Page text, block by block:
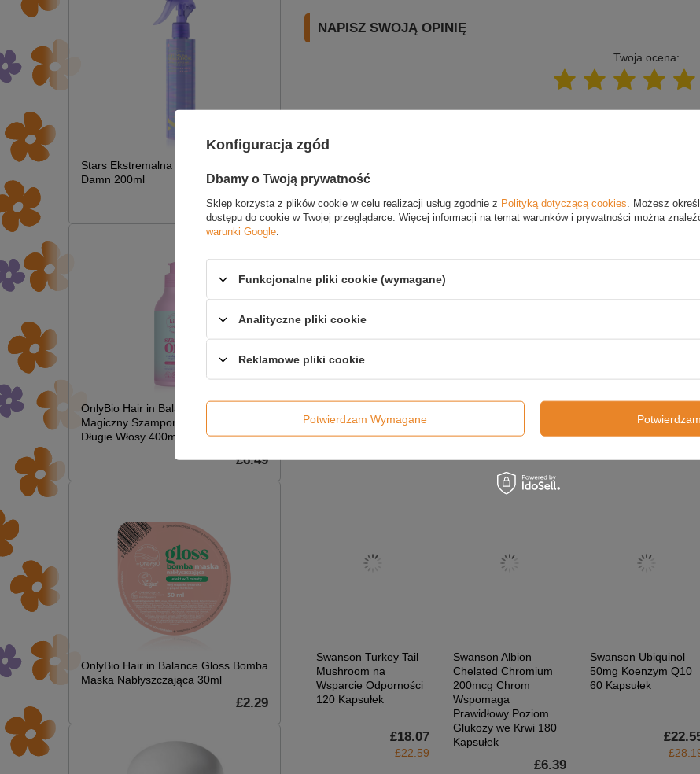
Stars Ekstremalna Termoochrona Hot
Damn 200ml
£7.09
OnlyBio Hair in Balance Kids
Magiczny Szampon Rozplątujący
Długie Włosy 400ml
£6.49
OnlyBio Hair in Balance Gloss Bomba
Maska Nabłyszczająca 30ml
£2.29
NAPISZ SWOJĄ OPINIĘ
Twoja ocena:
Dodaj własne zdjęcie
Swanson Hesperidin
500mg Wspiera Układ
Krążenia 60 Kapsułek
£12.79
Picolinate 200mcg
Pikolinian chromu 100
£2.95
Swanson Turkey Tail
Mushroom na
Wsparcie Odporności
120 Kapsułek
£18.07
£22.59
Swanson Albion
Chelated Chromium
200mcg Chrom
Wspomaga
Prawidłowy Poziom
Glukozy we Krwi 180
Kapsułek
£6.39
Swanson Ubiquinol
50mg Koenzym Q10
60 Kapsułek
Konfiguracja zgód
Dbamy o Twoją prywatność
Sklep korzysta z plików cookie w celu realizacji usług zgodnie z Polityką dotyczącą cookies . Możesz
dostępu do cookie w Twojej przeglądarce. Więcej informacji na temat warunków i prywatności można
warunki Google
Funkcjonalne pliki cookie (wymagane)
Analityczne pliki cookie
Reklamowe pliki cookie
Potwierdzam Wymagane